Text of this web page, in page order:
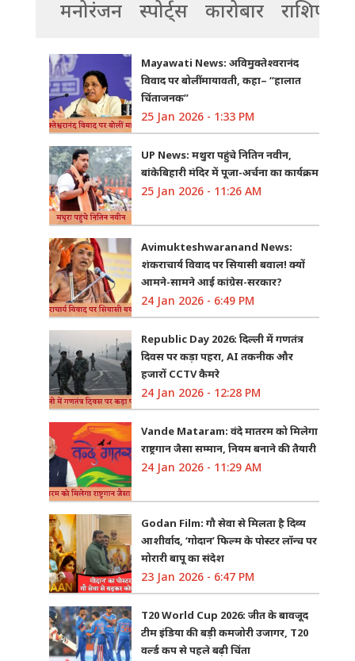
मनोरंजन स्पोर्ट्स कारोबार राशिफल
Mayawati News: अविमुक्तेश्वरानंद
विवाद पर बोलीं मायावती, कहा– “हालात
चिंताजनक”
25 Jan 2026 - 1:33 PM
UP News: मथुरा पहुंचे नितिन नवीन,
बांकेबिहारी मंदिर में पूजा-अर्चना का कार्यक्रम
25 Jan 2026 - 11:26 AM
Avimukteshwaranand News:
शंकराचार्य विवाद पर सियासी बवाल! क्यों
आमने-सामने आई कांग्रेस-सरकार?
24 Jan 2026 - 6:49 PM
Republic Day 2026: दिल्ली में गणतंत्र
दिवस पर कड़ा पहरा, AI तकनीक और
हजारों CCTV कैमरे
24 Jan 2026 - 12:28 PM
Vande Mataram: वंदे मातरम को मिलेगा
राष्ट्रगान जैसा सम्मान, नियम बनाने की तैयारी
24 Jan 2026 - 11:29 AM
Godan Film: गौ सेवा से मिलता है दिव्य
आशीर्वाद, ‘गोदान’ फिल्म के पोस्टर लॉन्च पर
मोरारी बापू का संदेश
23 Jan 2026 - 6:47 PM
T20 World Cup 2026: जीत के बावजूद
टीम इंडिया की बड़ी कमजोरी उजागर, T20
वर्ल्ड कप से पहले बढ़ी चिंता